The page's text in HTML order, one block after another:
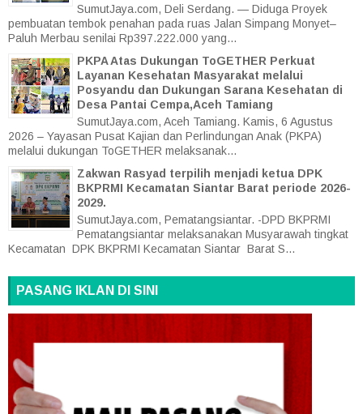
SumutJaya.com, Deli Serdang. — Diduga Proyek
pembuatan tembok penahan pada ruas Jalan Simpang Monyet–
Paluh Merbau senilai Rp397.222.000 yang...
PKPA Atas Dukungan ToGETHER Perkuat
Layanan Kesehatan Masyarakat melalui
Posyandu dan Dukungan Sarana Kesehatan di
Desa Pantai Cempa,Aceh Tamiang
SumutJaya.com, Aceh Tamiang. Kamis, 6 Agustus
2026 – Yayasan Pusat Kajian dan Perlindungan Anak (PKPA)
melalui dukungan ToGETHER melaksanak...
Zakwan Rasyad terpilih menjadi ketua DPK
BKPRMI Kecamatan Siantar Barat periode 2026-
2029.
SumutJaya.com, Pematangsiantar. -DPD BKPRMI
Pematangsiantar melaksanakan Musyarawah tingkat
Kecamatan DPK BKPRMI Kecamatan Siantar Barat S...
PASANG IKLAN DI SINI